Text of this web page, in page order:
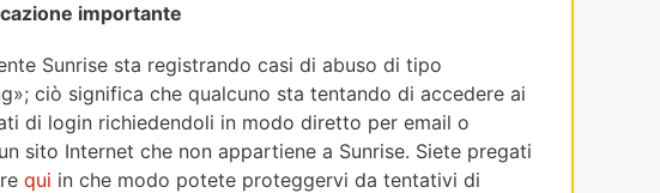
importante
Sunrise sta registrando casi di abuso di tipo
ciò significa che qualcuno sta tentando di accedere ai
di login richiedendoli in modo diretto per email o
sito Internet che non appartiene a Sunrise. Siete pregati
qui in che modo potete proteggervi da tentativi di